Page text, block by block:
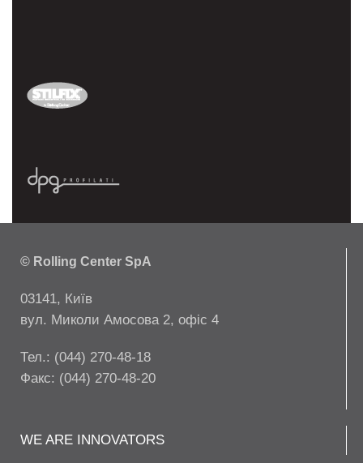
© Rolling Center SpA
03141, Київ
вул. Миколи Амосова 2, офіс 4
Тел.: (044) 270-48-18
Факс: (044) 270-48-20
WE ARE INNOVATORS